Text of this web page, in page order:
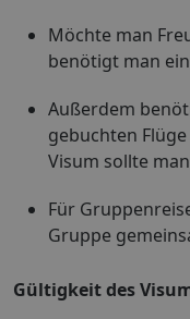
Möchte man
benötigt man
Außerdem
gebuchten
Visum sollte
Für
Gruppe
Gültigkeit des